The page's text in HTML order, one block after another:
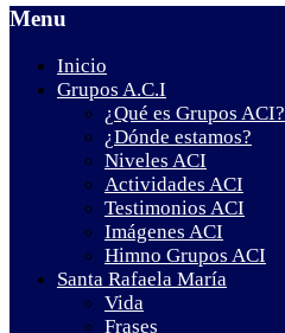
Menu
Inicio
Grupos A.C.I
¿Qué es Grupos ACI?
¿Dónde estamos?
Niveles ACI
Actividades ACI
Testimonios ACI
Imágenes ACI
Himno Grupos ACI
Santa Rafaela María
Vida
Frases